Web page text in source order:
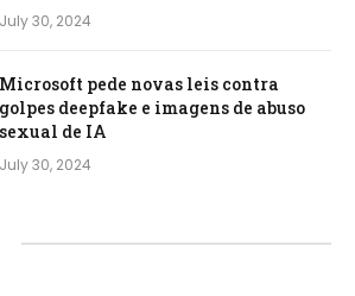
July 30, 2024
Microsoft pede novas leis contra
golpes deepfake e imagens de abuso
sexual de IA
July 30, 2024